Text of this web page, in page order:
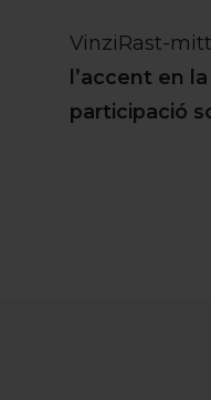
VinziRast-
l’accent en
participació